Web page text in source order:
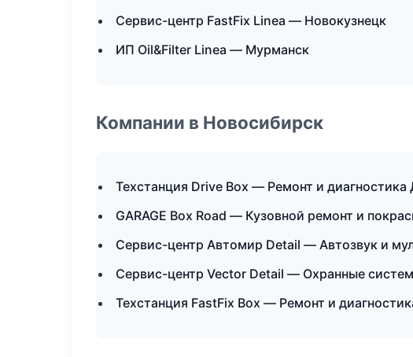
Сервис-центр FastFix Linea — Новокузнецк
ИП Oil&Filter Linea — Мурманск
Компании в Новосибирск
Техстанция Drive Box — Ремонт и диагностика
GARAGE Box Road — Кузовной ремонт и
Сервис-центр Автомир Detail — Автозвук и
Сервис-центр Vector Detail — Охранные
Техстанция FastFix Box — Ремонт и